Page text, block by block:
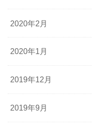
2020年2月
2020年1月
2019年12月
2019年9月